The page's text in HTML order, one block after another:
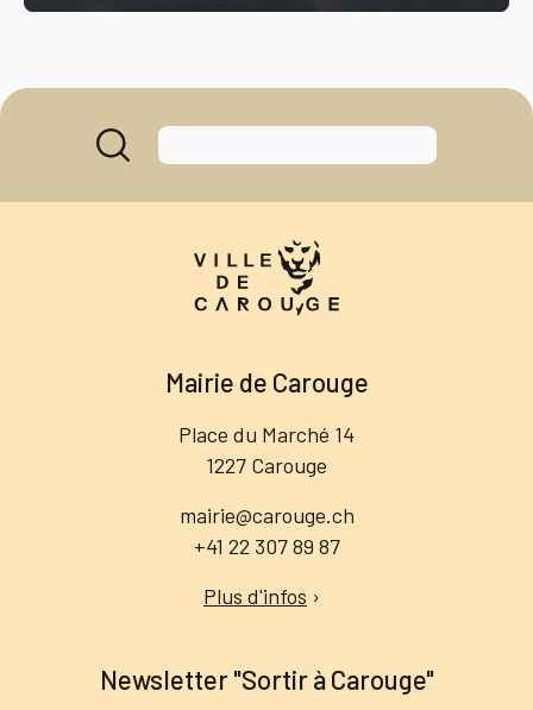
Mairie de Carouge
Place du Marché 14
1227 Carouge
mairie@carouge.ch
+41 22 307 89 87
Plus d'infos ›
Newsletter "Sortir à Carouge"